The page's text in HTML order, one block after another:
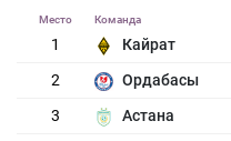
Место Команда
1 Кайрат
2
Ордабасы
3
Астана